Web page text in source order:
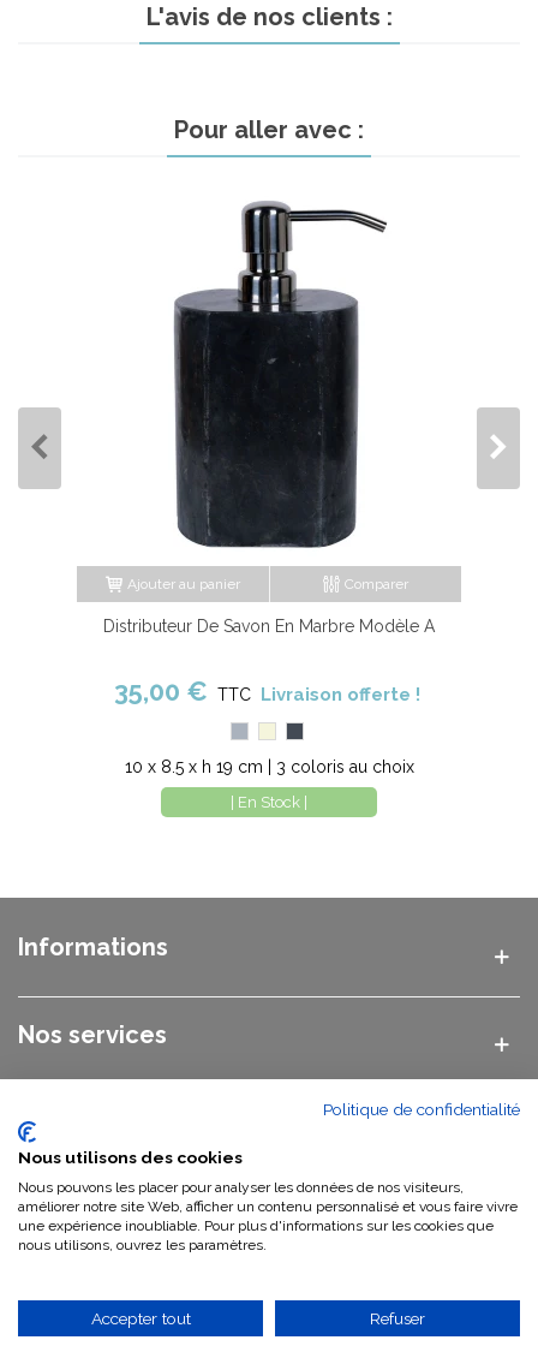
L'avis de nos clients :
Pour aller avec :
Ajouter au panier Comparer
Distributeur De Savon En Marbre Modèle A
35,00 € TTC Livraison offerte !
10 x 8.5 x h 19 cm | 3 coloris au choix
| En Stock |
Informations
Nos services
Nos catégories
Nous contacter
Politique de confidentialité
Nous utilisons des cookies
Nous pouvons les placer pour analyser les données de nos visiteurs,
améliorer notre site Web, afficher un contenu personnalisé et vous faire vivre
une expérience inoubliable. Pour plus d'informations sur les cookies que
nous utilisons, ouvrez les paramètres.
Accepter tout Refuser